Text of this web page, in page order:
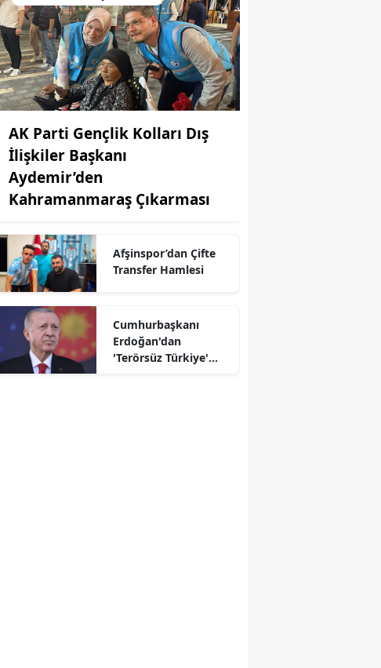
AK Parti Gençlik Kolları Dış
İlişkiler Başkanı
Aydemir’den
Kahramanmaraş Çıkarması
Afşinspor’dan Çifte
Transfer Hamlesi
Cumhurbaşkanı
Erdoğan'dan
'Terörsüz Türkiye'